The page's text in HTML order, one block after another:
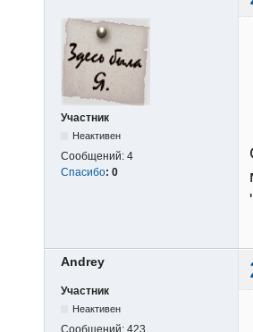
Участник
Неактивен
Сообщений: 4
Спасибо: 0
Andrey
Участник
Неактивен
Сообщений: 423